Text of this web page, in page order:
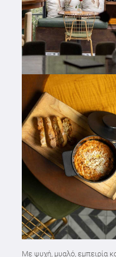
Με ψυχή, μυαλό, εμπειρία